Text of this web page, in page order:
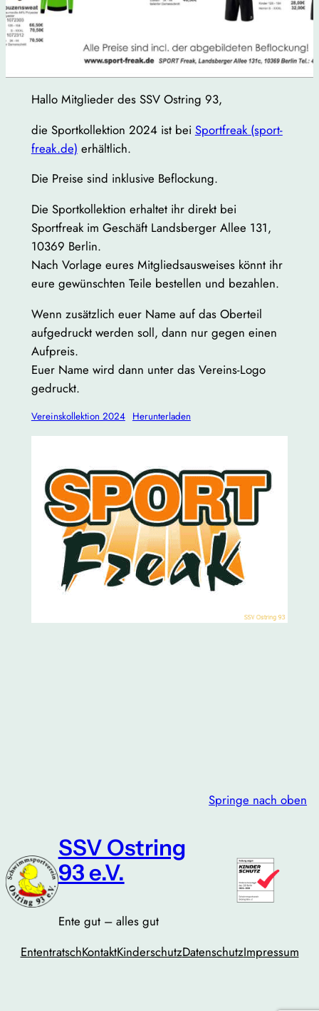
Hallo Mitglieder des SSV Ostring 93,
die Sportkollektion 2024 ist bei Sportfreak (sport-
freak.de) erhältlich.
Die Preise sind inklusive Beflockung.
Die Sportkollektion erhaltet ihr direkt bei
Sportfreak im Geschäft Landsberger Allee 131,
10369 Berlin.
Nach Vorlage eures Mitgliedsausweises könnt ihr
eure gewünschten Teile bestellen und bezahlen.
Wenn zusätzlich euer Name auf das Oberteil
aufgedruckt werden soll, dann nur gegen einen
Aufpreis.
Euer Name wird dann unter das Vereins-Logo
gedruckt.
Vereinskollektion 2024 Herunterladen
Springe nach oben
SSV Ostring
93 e.V.
Ente gut – alles gut
EntentratschKontaktKinderschutzDatenschutzImpressum